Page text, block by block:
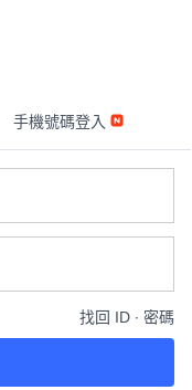
手機號碼登入
找回 ID ∙ 密碼